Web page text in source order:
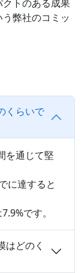
トのある成果
弊社のコミッ
くらいで
を通じて堅
に達すると
です。
はどのく